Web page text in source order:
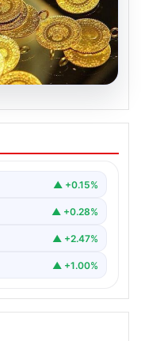
2026: Altın
▲ +0.15%
▲ +0.28%
▲ +2.47%
▲ +1.00%